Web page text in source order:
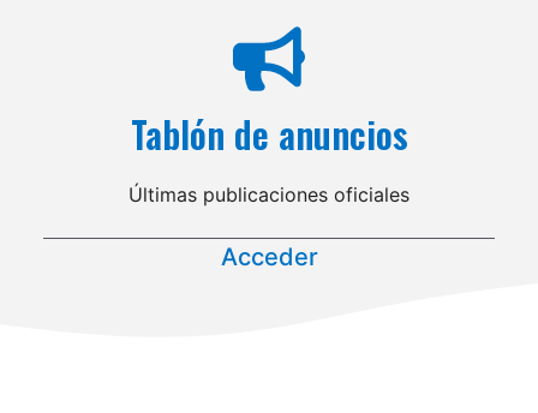
Tablón de anuncios
Últimas publicaciones oficiales
Acceder